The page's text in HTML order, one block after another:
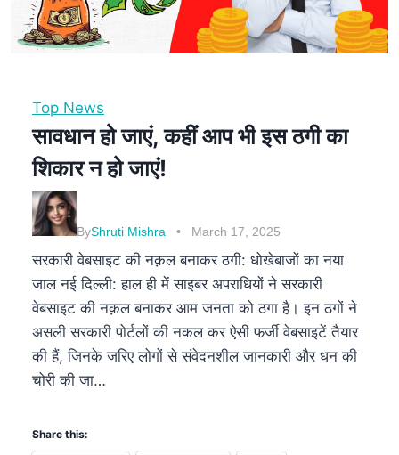
Top News
सावधान हो जाएं, कहीं आप भी इस ठगी का
शिकार न हो जाएं!
ByShruti Mishra March 17, 2025
सरकारी वेबसाइट की नक़ल बनाकर ठगी: धोखेबाजों का नया
जाल नई दिल्ली: हाल ही में साइबर अपराधियों ने सरकारी
वेबसाइट की नक़ल बनाकर आम जनता को ठगा है। इन ठगों ने
असली सरकारी पोर्टलों की नकल कर ऐसी फर्जी वेबसाइटें तैयार
की हैं, जिनके जरिए लोगों से संवेदनशील जानकारी और धन की
चोरी की जा…
Share this: